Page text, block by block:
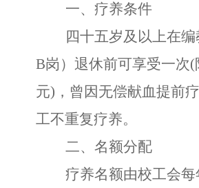
一、疗养条件
四十五岁及以上在
B岗）退休前可享受一次(
元)，曾因无偿献血提前
工不重复疗养。
二、名额分配
疗养名额由校工会每